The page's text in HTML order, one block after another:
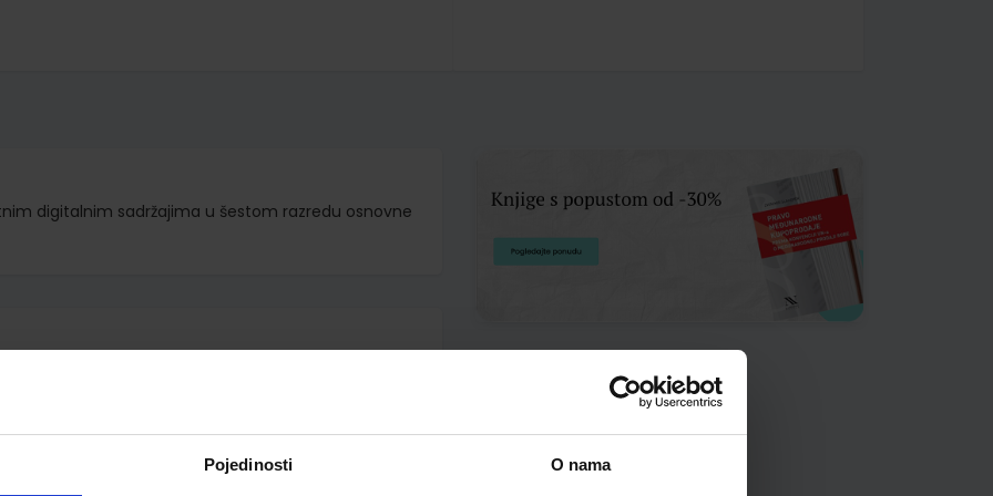
Pojedinosti O nama
digitalnim sadržajima u šestom razredu osnovne
Horvat-Blažinović